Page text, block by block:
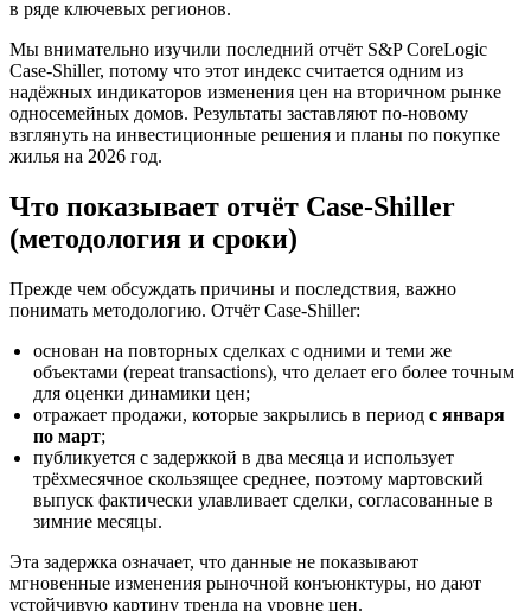
в ряде ключевых регионов.
Мы внимательно изучили последний отчёт S&P CoreLogic
Case-Shiller, потому что этот индекс считается одним из
надёжных индикаторов изменения цен на вторичном рынке
односемейных домов. Результаты заставляют по-новому
взглянуть на инвестиционные решения и планы по покупке
жилья на 2026 год.
Что показывает отчёт Case-Shiller
(методология и сроки)
Прежде чем обсуждать причины и последствия, важно
понимать методологию. Отчёт Case-Shiller:
основан на повторных сделках с одними и теми же
объектами (repeat transactions), что делает его более точным
для оценки динамики цен;
отражает продажи, которые закрылись в период с января
по март;
публикуется с задержкой в два месяца и использует
трёхмесячное скользящее среднее, поэтому мартовский
выпуск фактически улавливает сделки, согласованные в
зимние месяцы.
Эта задержка означает, что данные не показывают
мгновенные изменения рыночной конъюнктуры, но дают
устойчивую картину тренда на уровне цен.